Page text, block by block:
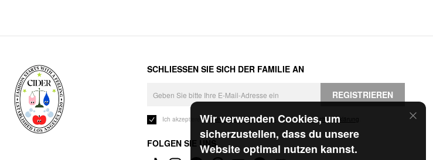
Wir verwenden Cookies, um
sicherzustellen, dass du unsere
Website optimal nutzen kannst.
SCHLIESSEN SIE SICH DER FAMILIE AN
REGISTRIEREN
Ich akzeptiere dieGeschäftsbedingungen und die Datenschutzerklärung
FOLGEN SIE UNS